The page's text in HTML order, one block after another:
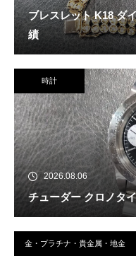
ブレスレット K18 ダ
績
時計
2026.08.06
チューダー クロノタ
金・プラチナ・貴金属・地金